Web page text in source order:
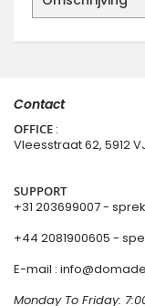
Contact
OFFICE :
Vleesstraat 62, 5912
SUPPORT
+31 203699007-
+44 2081900605 -
E-mail :
Monday To Friday: